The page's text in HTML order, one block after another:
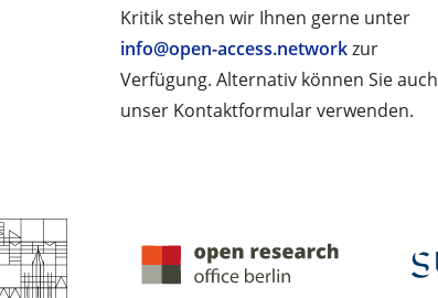
Kritik stehen wir Ihnen gerne unter
info@open-access.networkzur
Verfügung. Alternativ können Sie auch
unser Kontaktformular verwenden.